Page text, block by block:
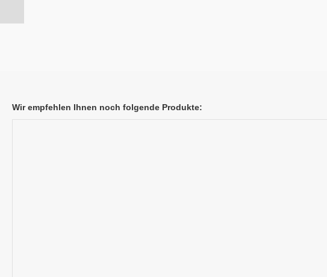
Wir empfehlen Ihnen noch folgende Produkte: